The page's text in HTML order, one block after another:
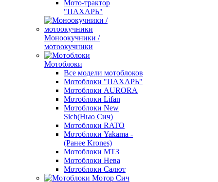
Мото-трактор
"ПАХАРЬ"
Моноокучники /
мотоокучники
Мотоблоки
Все модели мотоблоков
Мотоблоки "ПАХАРЬ"
Мотоблоки AURORA
Мотоблоки Lifan
Мотоблоки New
Sich(Нью Сич)
Мотоблоки RATO
Мотоблоки Yakama -
(Ранее Krones)
Мотоблоки МТЗ
Мотоблоки Нева
Мотоблоки Салют